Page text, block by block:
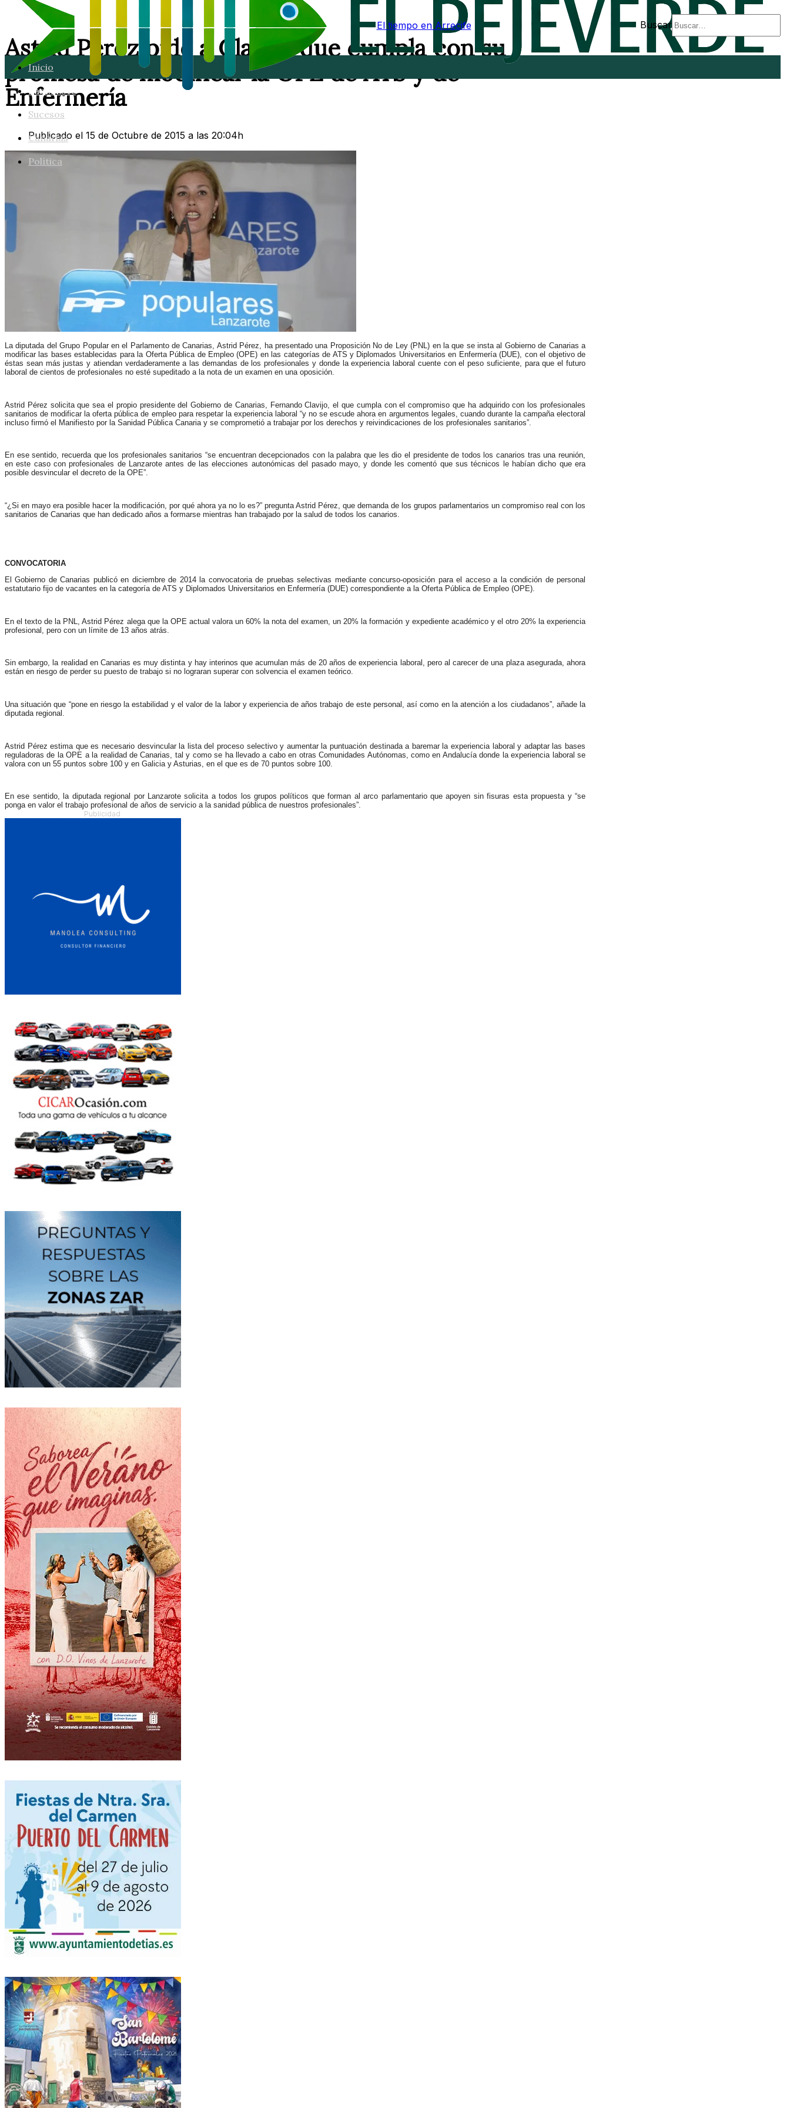
El tiempo en Arrecife Buscar
Inicio
Lanzarote
Sucesos
Canarias
Política
Astrid Pérez pide a Clavijo que cumpla con su
promesa de modificar la OPE de ATS y de
Enfermería
Publicado el 15 de Octubre de 2015 a las 20:04h
La diputada del Grupo Popular en el Parlamento de Canarias, Astrid Pérez, ha presentado una Proposición No de Ley (PNL) en la que se insta al Gobierno de Canarias a
modificar las bases establecidas para la Oferta Pública de Empleo (OPE) en las categorías de ATS y Diplomados Universitarios en Enfermería (DUE), con el objetivo de
éstas sean más justas y atiendan verdaderamente a las demandas de los profesionales y donde la experiencia laboral cuente con el peso suficiente, para que el futuro
laboral de cientos de profesionales no esté supeditado a la nota de un examen en una oposición.
Astrid Pérez solicita que sea el propio presidente del Gobierno de Canarias, Fernando Clavijo, el que cumpla con el compromiso que ha adquirido con los profesionales
sanitarios de modificar la oferta pública de empleo para respetar la experiencia laboral “y no se escude ahora en argumentos legales, cuando durante la campaña electoral
incluso firmó el Manifiesto por la Sanidad Pública Canaria y se comprometió a trabajar por los derechos y reivindicaciones de los profesionales sanitarios”.
En ese sentido, recuerda que los profesionales sanitarios “se encuentran decepcionados con la palabra que les dio el presidente de todos los canarios tras una reunión,
en este caso con profesionales de Lanzarote antes de las elecciones autonómicas del pasado mayo, y donde les comentó que sus técnicos le habían dicho que era
posible desvincular el decreto de la OPE”.
“¿Si en mayo era posible hacer la modificación, por qué ahora ya no lo es?” pregunta Astrid Pérez, que demanda de los grupos parlamentarios un compromiso real con los
sanitarios de Canarias que han dedicado años a formarse mientras han trabajado por la salud de todos los canarios.
CONVOCATORIA
El Gobierno de Canarias publicó en diciembre de 2014 la convocatoria de pruebas selectivas mediante concurso-oposición para el acceso a la condición de personal
estatutario fijo de vacantes en la categoría de ATS y Diplomados Universitarios en Enfermería (DUE) correspondiente a la Oferta Pública de Empleo (OPE).
En el texto de la PNL, Astrid Pérez alega que la OPE actual valora un 60% la nota del examen, un 20% la formación y expediente académico y el otro 20% la experiencia
profesional, pero con un límite de 13 años atrás.
Sin embargo, la realidad en Canarias es muy distinta y hay interinos que acumulan más de 20 años de experiencia laboral, pero al carecer de una plaza asegurada, ahora
están en riesgo de perder su puesto de trabajo si no lograran superar con solvencia el examen teórico.
Una situación que “pone en riesgo la estabilidad y el valor de la labor y experiencia de años trabajo de este personal, así como en la atención a los ciudadanos”, añade la
diputada regional.
Astrid Pérez estima que es necesario desvincular la lista del proceso selectivo y aumentar la puntuación destinada a baremar la experiencia laboral y adaptar las bases
reguladoras de la OPE a la realidad de Canarias, tal y como se ha llevado a cabo en otras Comunidades Autónomas, como en Andalucía donde la experiencia laboral se
valora con un 55 puntos sobre 100 y en Galicia y Asturias, en el que es de 70 puntos sobre 100.
En ese sentido, la diputada regional por Lanzarote solicita a todos los grupos políticos que forman al arco parlamentario que apoyen sin fisuras esta propuesta y “se
ponga en valor el trabajo profesional de años de servicio a la sanidad pública de nuestros profesionales”.
Publicidad